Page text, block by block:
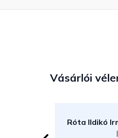
Vásárlói
Róta Ildikó
Az áruház |